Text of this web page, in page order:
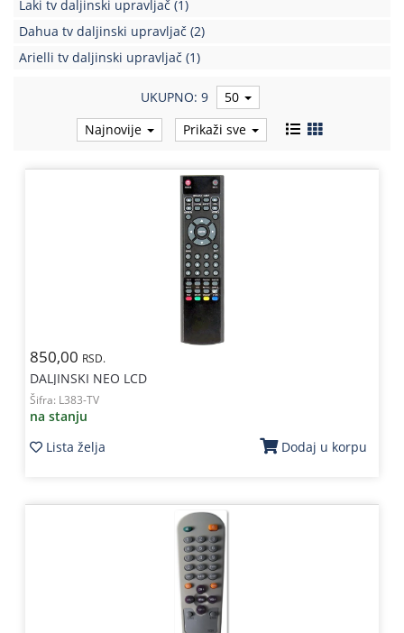
Laki tv daljinski upravljač (1)
Dahua tv daljinski upravljač (2)
Arielli tv daljinski upravljač (1)
UKUPNO: 9
50
Najnovije
Prikaži sve
850,00 RSD.
DALJINSKI NEO LCD
Šifra: L383-TV
na stanju
Lista želja
Dodaj u korpu